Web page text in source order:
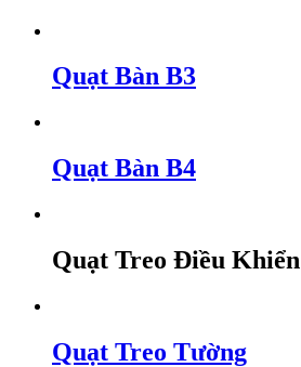
Quạt Bàn B3
Quạt Bàn B4
Quạt Treo Điều
Quạt Treo Tường